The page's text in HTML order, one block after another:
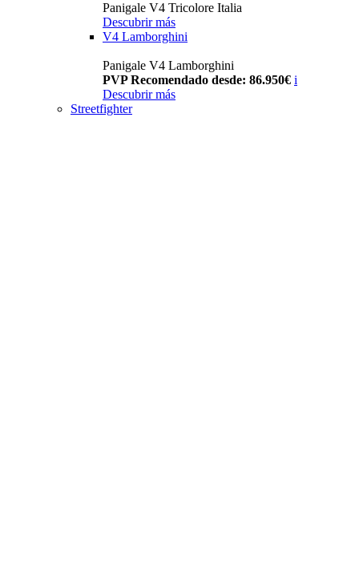
Panigale V4 Tricolore Italia
Descubrir más
V4 Lamborghini
Panigale V4 Lamborghini
PVP Recomendado desde: 86.950€ i
Descubrir más
Streetfighter